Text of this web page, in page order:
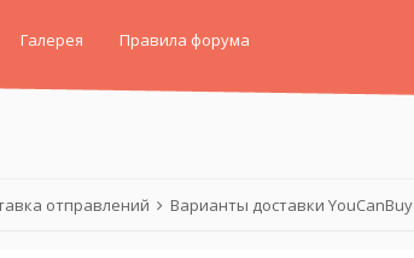
Галерея Правила форума
отправлений Варианты доставки YouCanBuy